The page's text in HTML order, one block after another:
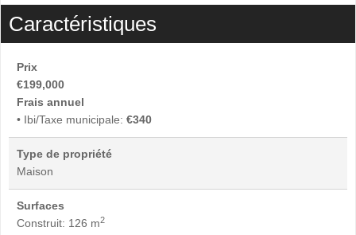
Caractéristiques
Prix
€199,000
Frais annuel
• Ibi/Taxe municipale: €340
Type de propriété
Maison
Surfaces
Construit: 126 m2